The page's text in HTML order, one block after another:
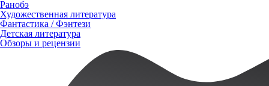
Ранобэ
Художественная литература
Фантастика / Фэнтези
Детская литература
Обзоры и рецензии